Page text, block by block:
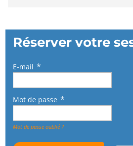
Réserver votre
E-mail
Mot de passe
Mot de passe oublié ?